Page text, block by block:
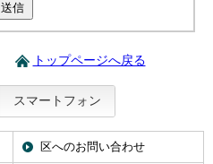
送信
トップページへ戻る
スマートフォン
区へのお問い合わせ